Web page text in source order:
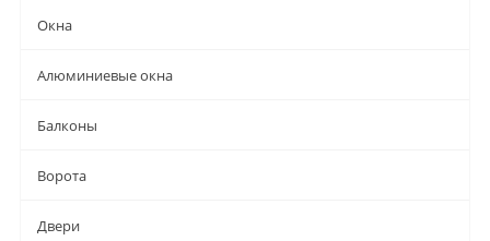
Окна
Алюминиевые окна
Балконы
Ворота
Двери